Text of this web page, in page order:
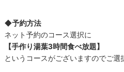
◆予約方法
ネット予約のコース選択に
【手作り湯葉3時間食べ放題】
というコースがございますのでご選